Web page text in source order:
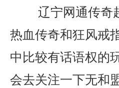
辽宁网通传奇
热血传奇和狂风戒
中比较有话语权的
会去关注一下无和